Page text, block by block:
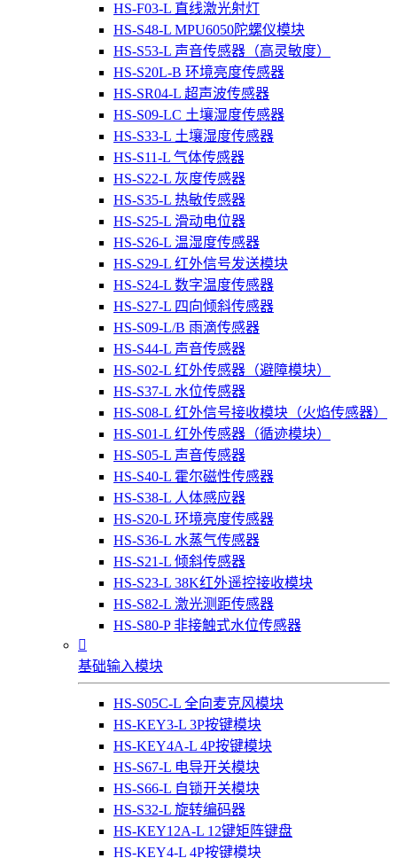
HS-F03-L 直线激光射灯
HS-S48-L MPU6050陀螺仪模块
HS-S53-L 声音传感器（高灵敏度）
HS-S20L-B 环境亮度传感器
HS-SR04-L 超声波传感器
HS-S09-LC 土壤湿度传感器
HS-S33-L 土壤湿度传感器
HS-S11-L 气体传感器
HS-S22-L 灰度传感器
HS-S35-L 热敏传感器
HS-S25-L 滑动电位器
HS-S26-L 温湿度传感器
HS-S29-L 红外信号发送模块
HS-S24-L 数字温度传感器
HS-S27-L 四向倾斜传感器
HS-S09-L/B 雨滴传感器
HS-S44-L 声音传感器
HS-S02-L 红外传感器（避障模块）
HS-S37-L 水位传感器
HS-S08-L 红外信号接收模块（火焰传感器）
HS-S01-L 红外传感器（循迹模块）
HS-S05-L 声音传感器
HS-S40-L 霍尔磁性传感器
HS-S38-L 人体感应器
HS-S20-L 环境亮度传感器
HS-S36-L 水蒸气传感器
HS-S21-L 倾斜传感器
HS-S23-L 38K红外遥控接收模块
HS-S82-L 激光测距传感器
HS-S80-P 非接触式水位传感器

基础输入模块
HS-S05C-L 全向麦克风模块
HS-KEY3-L 3P按键模块
HS-KEY4A-L 4P按键模块
HS-S67-L 电导开关模块
HS-S66-L 自锁开关模块
HS-S32-L 旋转编码器
HS-KEY12A-L 12键矩阵键盘
HS-KEY4-L 4P按键模块